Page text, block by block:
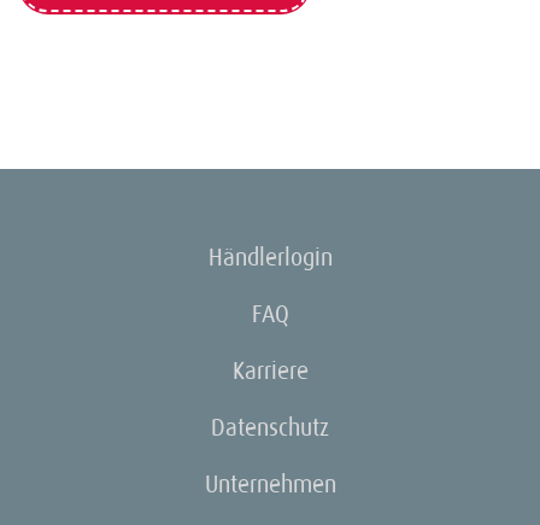
Händlerlogin
FAQ
Karriere
Datenschutz
Unternehmen